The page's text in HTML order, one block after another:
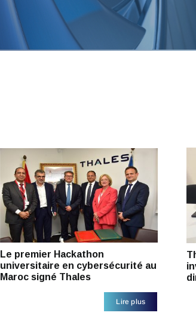
Le premier Hackathon
universitaire en cybersécurité au
Maroc signé Thales
Lire plus